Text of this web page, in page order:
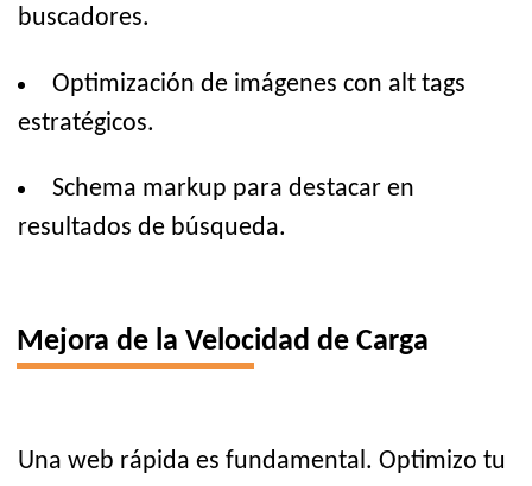
buscadores.
Optimización de imágenes con alt tags
estratégicos.
Schema markup para destacar en
resultados de búsqueda.
Mejora de la Velocidad de Carga
Una web rápida es fundamental. Optimizo tu